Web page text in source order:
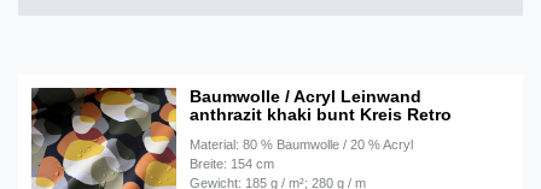
Baumwolle / Acryl Leinwand
anthrazit khaki bunt Kreis Retro
Material: 80 % Baumwolle / 20 % Acryl
Breite: 154 cm
Gewicht: 185 g / m²; 280 g / m